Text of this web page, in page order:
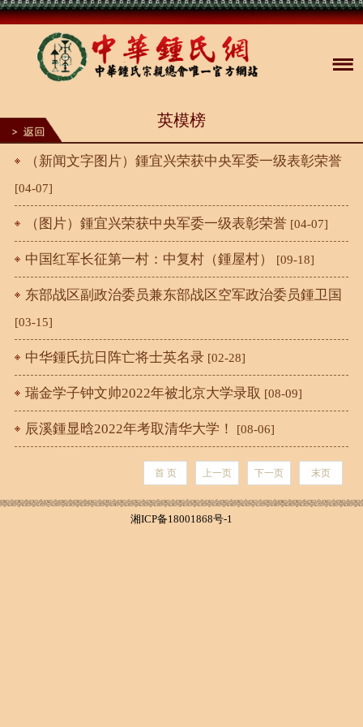
英模榜
（新闻文字图片）鍾宜兴荣获中央军委一级表彰荣誉
[04-07]
（图片）鍾宜兴荣获中央军委一级表彰荣誉 [04-07]
中国红军长征第一村：中复村（鍾屋村） [09-18]
东部战区副政治委员兼东部战区空军政治委员鍾卫国
[03-15]
中华鍾氏抗日阵亡将士英名录 [02-28]
瑞金学子钟文帅2022年被北京大学录取 [08-09]
辰溪鍾显晗2022年考取清华大学！ [08-06]
首 页 上一页 下一页 末页
湘ICP备18001868号-1